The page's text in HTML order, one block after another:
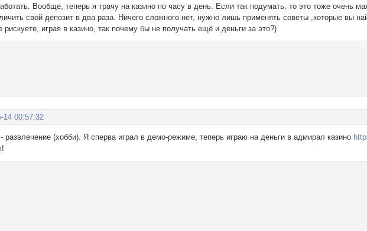
Вообще, теперь я трачу на казино по часу в день. Если так подумать, то это тоже очень
свой депозит в два раза. Ничего сложного нет, нужно лишь применять советы ,которые вы
играя в казино, так почему бы не получать ещё и деньги за это?)
14 00:57:32
развлечение (хобби). Я сперва играл в демо-режиме, теперь играю на деньги в адмирал казино